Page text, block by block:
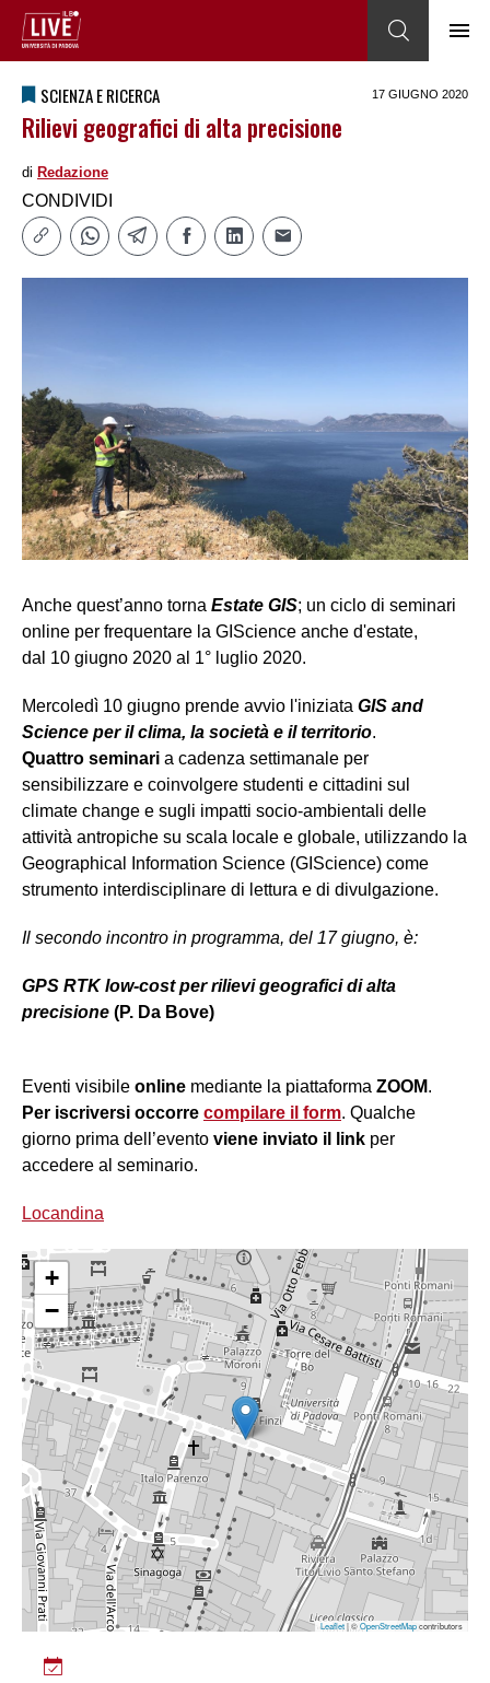
SCIENZA E RICERCA 17 GIUGNO 2020
Rilievi geografici di alta precisione
di Redazione
CONDIVIDI
Anche quest’anno torna Estate GIS; un ciclo di seminari
online per frequentare la GIScience anche d'estate,
dal 10 giugno 2020 al 1° luglio 2020.
Mercoledì 10 giugno prende avvio l'iniziata GIS and
Science per il clima, la società e il territorio.
Quattro seminari a cadenza settimanale per
sensibilizzare e coinvolgere studenti e cittadini sul
climate change e sugli impatti socio-ambientali delle
attività antropiche su scala locale e globale, utilizzando la
Geographical Information Science (GIScience) come
strumento interdisciplinare di lettura e di divulgazione.
Il secondo incontro in programma, del 17 giugno, è:
GPS RTK low-cost per rilievi geografici di alta
precisione (P. Da Bove)
Eventi visibile online mediante la piattaforma ZOOM.
Per iscriversi occorre compilare il form. Qualche
giorno prima dell’evento viene inviato il link per
accedere al seminario.
Locandina
+
−
Leaflet| ©OpenStreetMapcontributors